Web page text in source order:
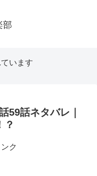
部
います
59話ネタバレ｜
？
ク